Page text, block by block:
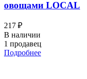
овощами LOCAL
217 ₽
В наличии
1 продавец
Подробнее